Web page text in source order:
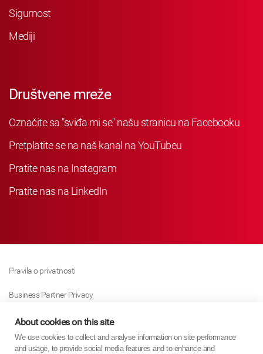
Sigurnost
Mediji
Društvene mreže
Označite sa "sviđa mi se" našu stranicu na Facebooku
Pretplatite se na naš kanal na YouTubeu
Pratite nas na Instagram
Pratite nas na LinkedIn
Pravila o privatnosti
Business Partner Privacy
Pravila O Kolačićima
Modern Slavery Act Policy
About cookies on this site
We use cookies to collect and analyse information on site performance
and usage, to provide social media features and to enhance and